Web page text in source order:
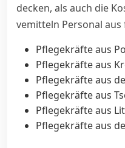
decken, als auch die
vemitteln Personal
Pflegekräfte aus
Pflegekräfte aus
Pflegekräfte aus
Pflegekräfte aus
Pflegekräfte aus
Pflegekräfte aus